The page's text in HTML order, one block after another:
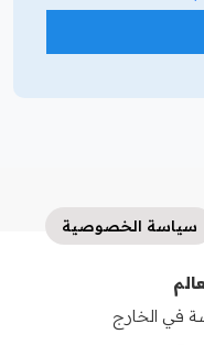
سياسة الخصوصية
في الخارج